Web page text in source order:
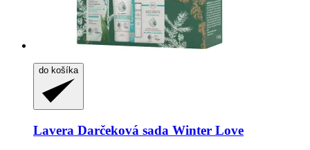
do košíka
Lavera Darčeková sada Winter Love